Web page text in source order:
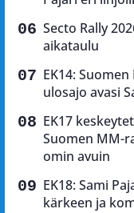
Secto Rally
aikataulu
EK14:
ulosajo avasi
EK17
Suomen MM-
omin avuin
EK18: Sami
kärkeen ja